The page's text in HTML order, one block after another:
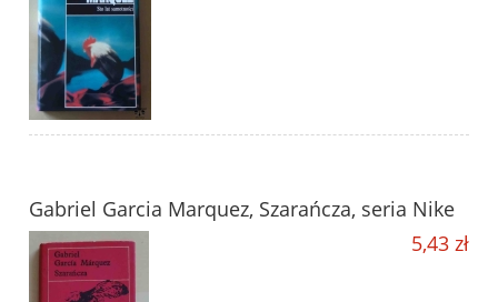
Gabriel Garcia Marquez, Szarańcza, seria Nike
5,43 zł